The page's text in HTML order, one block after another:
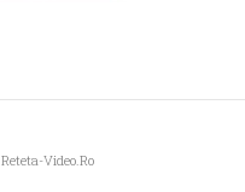
Reteta-Video.ro